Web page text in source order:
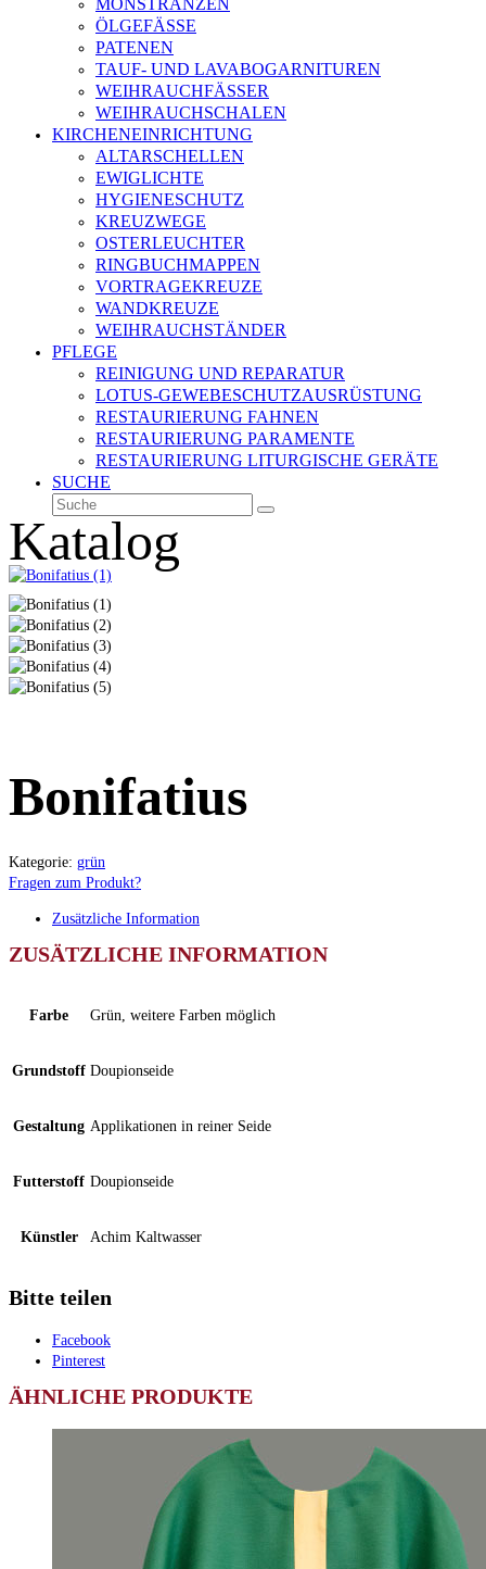
MONSTRANZEN
ÖLGEFÄSSE
PATENEN
TAUF- UND LAVABOGARNITUREN
WEIHRAUCHFÄSSER
WEIHRAUCHSCHALEN
KIRCHENEINRICHTUNG
ALTARSCHELLEN
EWIGLICHTE
HYGIENESCHUTZ
KREUZWEGE
OSTERLEUCHTER
RINGBUCHMAPPEN
VORTRAGEKREUZE
WANDKREUZE
WEIHRAUCHSTÄNDER
PFLEGE
REINIGUNG UND REPARATUR
LOTUS-GEWEBESCHUTZAUSRÜSTUNG
RESTAURIERUNG FAHNEN
RESTAURIERUNG PARAMENTE
RESTAURIERUNG LITURGISCHE GERÄTE
SUCHE
Suche
Senden
Katalog
Bonifatius
Kategorie: grün
Fragen zum Produkt?
Zusätzliche Information
ZUSÄTZLICHE INFORMATION
Farbe Grün, weitere Farben möglich
Grundstoff Doupionseide
Gestaltung Applikationen in reiner Seide
Futterstoff Doupionseide
Künstler Achim Kaltwasser
Bitte teilen
Facebook
Pinterest
ÄHNLICHE PRODUKTE